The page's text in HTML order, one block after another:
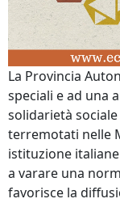
La Provincia
speciali e ad una
solidarietà
terremotati nelle
istituzione
a varare una
favorisce la